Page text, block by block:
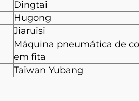
Dingtai
Hugong
Jiaruisi
Máquina pneumática de
em fita
Taiwan Yubang